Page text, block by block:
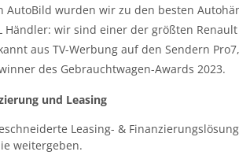
AutoBild wurden wir zu den besten
Händler: wir sind einer der größten
aus TV-Werbung auf den Sendern
des Gebrauchtwagen-Awards 2023.
und Leasing
Leasing- &
weitergeben.